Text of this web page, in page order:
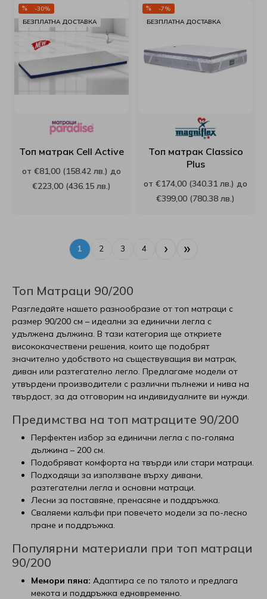
-30%
БЕЗПЛАТНА ДОСТАВКА
Топ матрак Cell Active
от €81,00 (158.42 лв.) до
€223,00 (436.15 лв.)
-7%
БЕЗПЛАТНА ДОСТАВКА
Топ матрак Classico
Plus
от €174,00 (340.31 лв.) до
€399,00 (780.38 лв.)
1 2 3 4 › »
Топ Матраци 90/200
Разгледайте нашето разнообразие от топ матраци с
размер 90/200 см – идеални за единични легла с
удължена дължина. В тази категория ще откриете
висококачествени решения, които ще подобрят
значително удобството на съществуващия ви матрак,
диван или разтегателно легло. Предлагаме модели от
утвърдени производители с различни пълнежи и нива на
твърдост, за да отговорим на индивидуалните ви нужди.
Предимства на топ матраците 90/200
Перфектен избор за единични легла с по-голяма
дължина – 200 см.
Подобряват комфорта на твърди или стари матраци.
Подходящи за използване върху дивани,
разтегателни легла и основни матраци.
Лесни за поставяне, пренасяне и поддръжка.
Сваляеми калъфи при повечето модели за по-лесно
пране и поддръжка.
Популярни материали при топ матраци
90/200
Мемори пяна: Адаптира се по тялото и предлага
мекота и поддръжка едновременно.